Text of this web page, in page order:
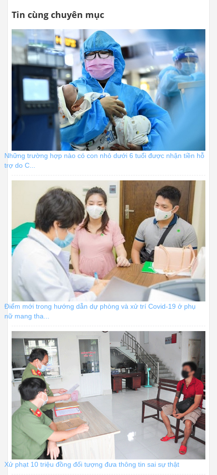
Tin cùng chuyên mục
Những trường hợp nào có con nhỏ dưới 6 tuổi được nhận tiền hỗ
trợ do C...
Điểm mới trong hướng dẫn dự phòng và xử trí Covid-19 ở phụ
nữ mang tha...
Xử phạt 10 triệu đồng đối tượng đưa thông tin sai sự thật